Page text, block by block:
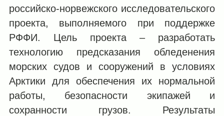
российско-норвежского исследовательского
проекта, выполняемого при поддержке
РФФИ. Цель проекта – разработать
технологию предсказания обледенения
морских судов и сооружений в условиях
Арктики для обеспечения их нормальной
работы, безопасности экипажей и
сохранности грузов. Результаты